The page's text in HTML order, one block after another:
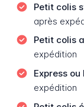
Petit colis
après
Petit colis
expédition
Express
expédition